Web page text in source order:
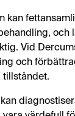
kan
och
Vid
och
tillståndet.